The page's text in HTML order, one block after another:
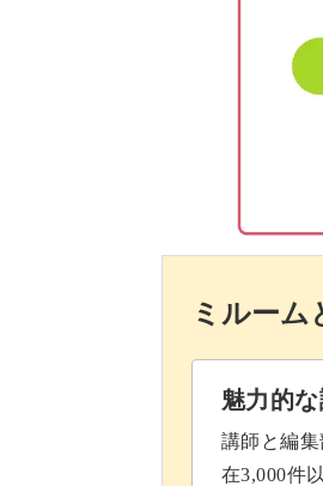
ぜひ、動画でご
ご自宅の
一通り講座の
この講座で学
成します。
体の土台を
重ね縫いを
メリハリを
完成♪
ミルーム
魅力的
講師と編
在3,000件